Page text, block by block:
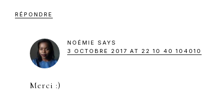
RÉPONDRE
NOÉMIE
SAYS
3 OCTOBRE 2017 AT 22 10 40 104010
Merci :)